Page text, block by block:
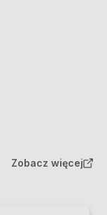
Zobacz więcej